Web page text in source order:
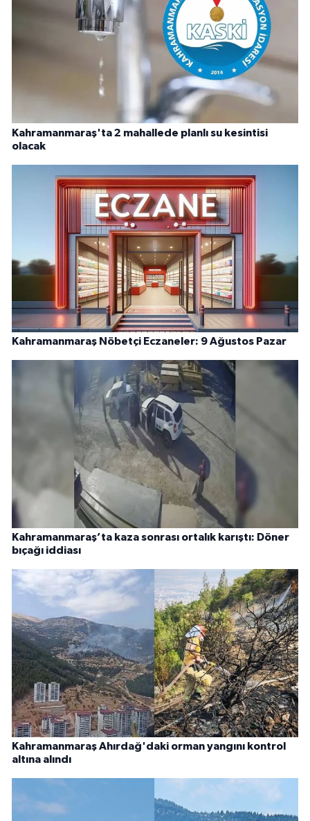
Kahramanmaraş'ta 2 mahallede planlı su kesintisi
olacak
Kahramanmaraş Nöbetçi Eczaneler: 9 Ağustos Pazar
Kahramanmaraş’ta kaza sonrası ortalık karıştı: Döner
bıçağı iddiası
Kahramanmaraş Ahırdağ'daki orman yangını kontrol
altına alındı